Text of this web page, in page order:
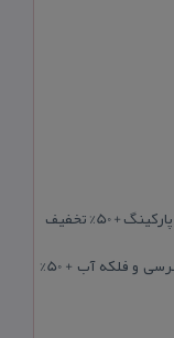
تخفیف
لیست هتل آپارتمان های مشهد در هتل خیابان طبرسی و فلکه آب + 50%